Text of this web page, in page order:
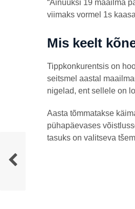
“Ainuüksi 19 maailma
viimaks vormel 1s
Mis keelt
Tippkonkurentsis on
seitsmel aastal
nigelad, ent sellele on
Aasta tõmmatakse
pühapäevases
tasuks on valitseva